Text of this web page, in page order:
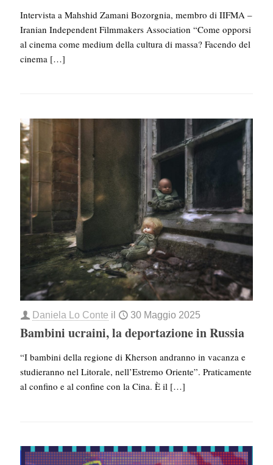
Intervista a Mahshid Zamani Bozorgnia, membro di IIFMA –
Iranian Independent Filmmakers Association “Come opporsi
al cinema come medium della cultura di massa? Facendo del
cinema […]
Daniela Lo Conte il 30 Maggio 2025
Bambini ucraini, la deportazione in Russia
“I bambini della regione di Kherson andranno in vacanza e
studieranno nel Litorale, nell’Estremo Oriente”. Praticamente
al confino e al confine con la Cina. È il […]